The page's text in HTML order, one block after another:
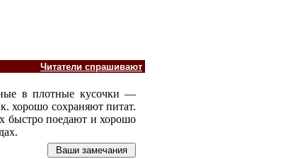
Читатели спрашивают
в плотные кусочки —
хорошо сохраняют питат.
быстро поедают и хорошо